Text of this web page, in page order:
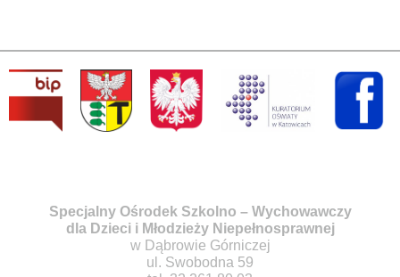
Specjalny Ośrodek Szkolno – Wychowawczy
dla Dzieci i Młodzieży Niepełnosprawnej
w Dąbrowie Górniczej
ul. Swobodna 59